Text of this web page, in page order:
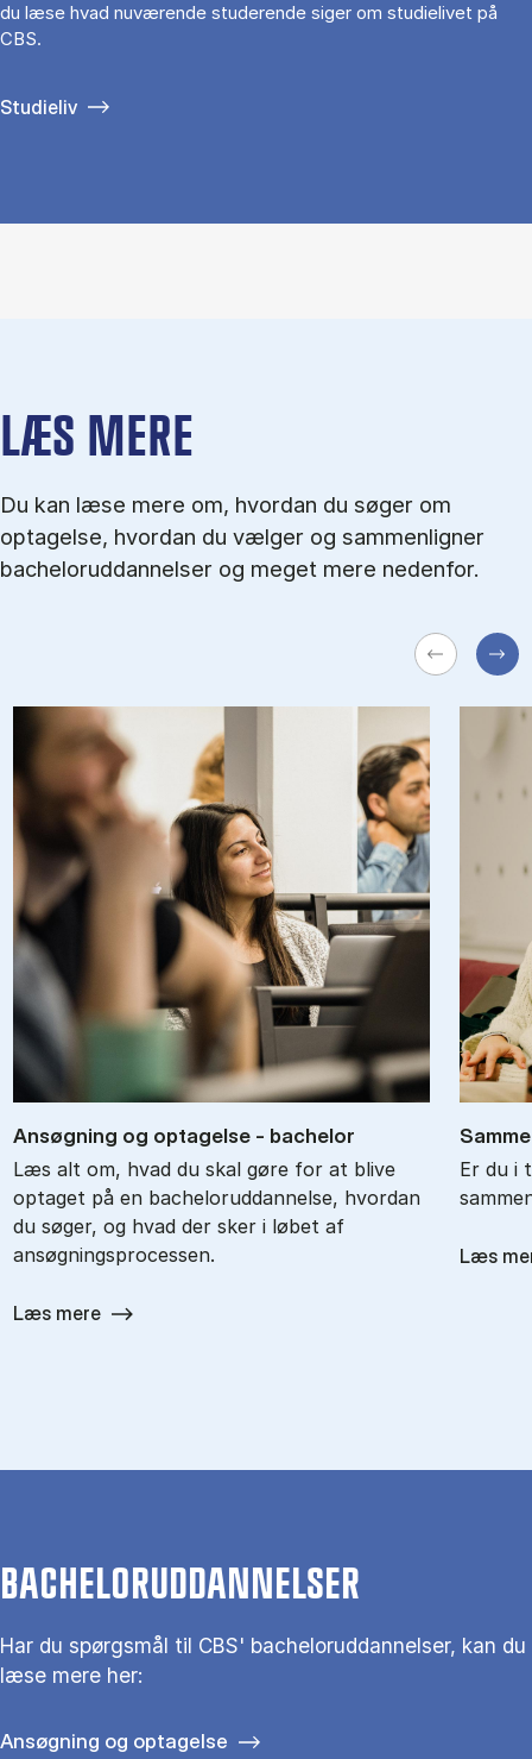
du læse hvad nuværende studerende siger om studielivet på
CBS.
Studieliv
LÆS MERE
Du kan læse mere om, hvordan du søger om
optagelse, hvordan du vælger og sammenligner
bacheloruddannelser og meget mere nedenfor.
An­søg­ning og op­ta­gel­se - ba­chel­or
Læs alt om, hvad du skal gøre for at blive
optaget på en bacheloruddannelse, hvordan
du søger, og hvad der sker i løbet af
ansøgningsprocessen.
Læs mere
Er du i
Læs
BACHELORUDDANNELSER
Har du spørgsmål til CBS' bacheloruddannelser, kan du
læse mere her:
Ansøgning og optagelse